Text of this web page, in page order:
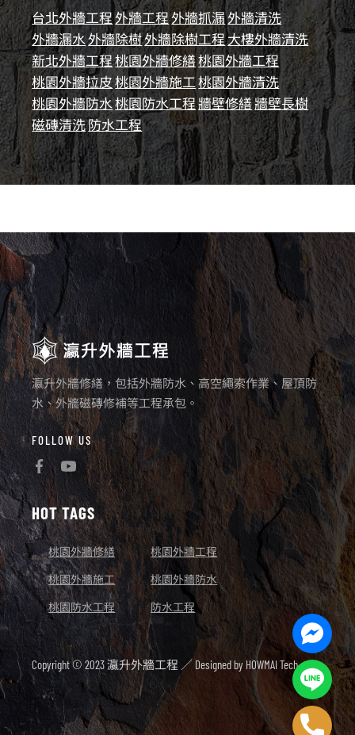
台北外牆工程 外牆工程 外牆抓漏外牆清洗
外牆漏水外牆除樹外牆除樹工程 大樓外牆清洗
新北外牆工程桃園外牆修繕桃園外牆工程
桃園外牆拉皮桃園外牆施工桃園外牆清洗
桃園外牆防水桃園防水工程牆壁修繕牆壁長樹
磁磚清洗防水工程
瀛升外牆修繕，包括外牆防水、高空繩索作業、屋頂防
水、外牆磁磚修補等工程承包。
FOLLOW US
HOT TAGS
桃園外牆修繕 桃園外牆工程
桃園外牆施工 桃園外牆防水
桃園防水工程 防水工程
Copyright © 2023 瀛升外牆工程 ／ Designed by HOWMAI Tech.
Line
Phone